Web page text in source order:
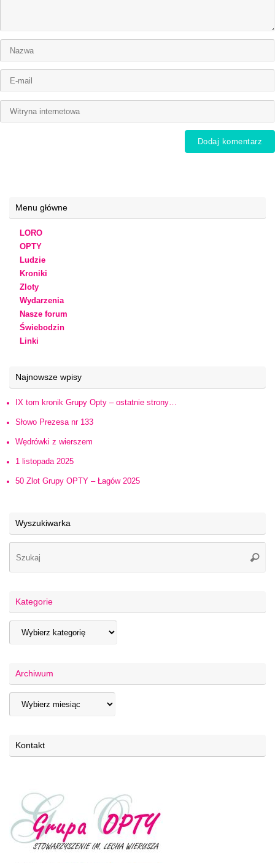
Menu główne
LORO
OPTY
Ludzie
Kroniki
Zloty
Wydarzenia
Nasze forum
Świebodzin
Linki
Najnowsze wpisy
IX tom kronik Grupy Opty – ostatnie strony…
Słowo Prezesa nr 133
Wędrówki z wierszem
1 listopada 2025
50 Zlot Grupy OPTY – Łagów 2025
Wyszukiwarka
Kategorie
Archiwum
Kontakt